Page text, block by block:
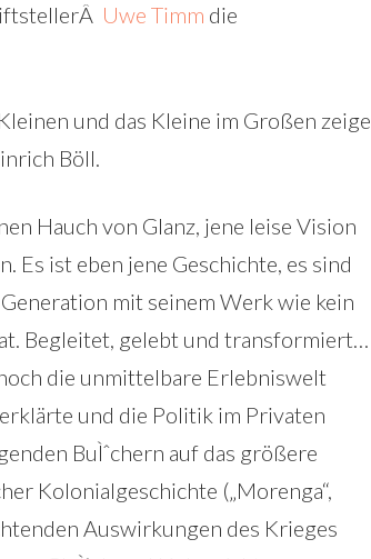
Uwe Timm die
und das Kleine im Großen zeige
Böll.
Hauch von Glanz, jene leise Vision
ist eben jene Geschichte, es sind
mit seinem Werk wie kein
Begleitet, gelebt und transformiert…
die unmittelbare Erlebniswelt
und die Politik im Privaten
BuÌˆchern auf das größere
Kolonialgeschichte („Morenga“,
Auswirkungen des Krieges